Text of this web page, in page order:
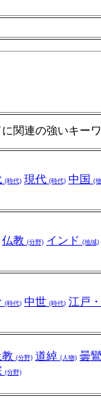
関連の強いキー
(時代) 現代 (時代) 中国 (
仏教 (分野) インド (地域)
(時代) 中世 (時代) 江戸
(分野) 道綽 (人物) 曇
(分野)